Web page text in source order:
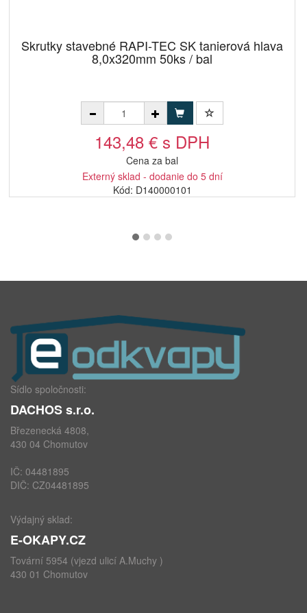
Skrutky stavebné RAPI-TEC SK tanierová hlava
8,0x320mm 50ks / bal
143,48 € s DPH
Cena za bal
Externý sklad - dodanie do 5 dní
Kód: D140000101
Sídlo spoločnosti:
DACHOS s.r.o.
Březenecká 4808,
430 04 Chomutov
IČ: 04481895
DIČ: CZ04481895
Výdajný sklad:
E-OKAPY.CZ
Tovární 5954 (vjezd ulicí A.Muchy )
430 01 Chomutov